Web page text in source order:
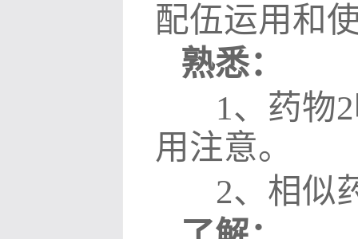
配伍运用和
熟悉：
1、药物2
用注意。
2、相似